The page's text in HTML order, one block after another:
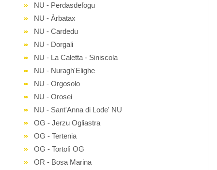
NU - Perdasdefogu
NU - Àrbatax
NU - Cardedu
NU - Dorgali
NU - La Caletta - Siniscola
NU - Nuragh'Elighe
NU - Orgosolo
NU - Orosei
NU - Sant'Anna di Lode' NU
OG - Jerzu Ogliastra
OG - Tertenia
OG - Tortolì OG
OR - Bosa Marina